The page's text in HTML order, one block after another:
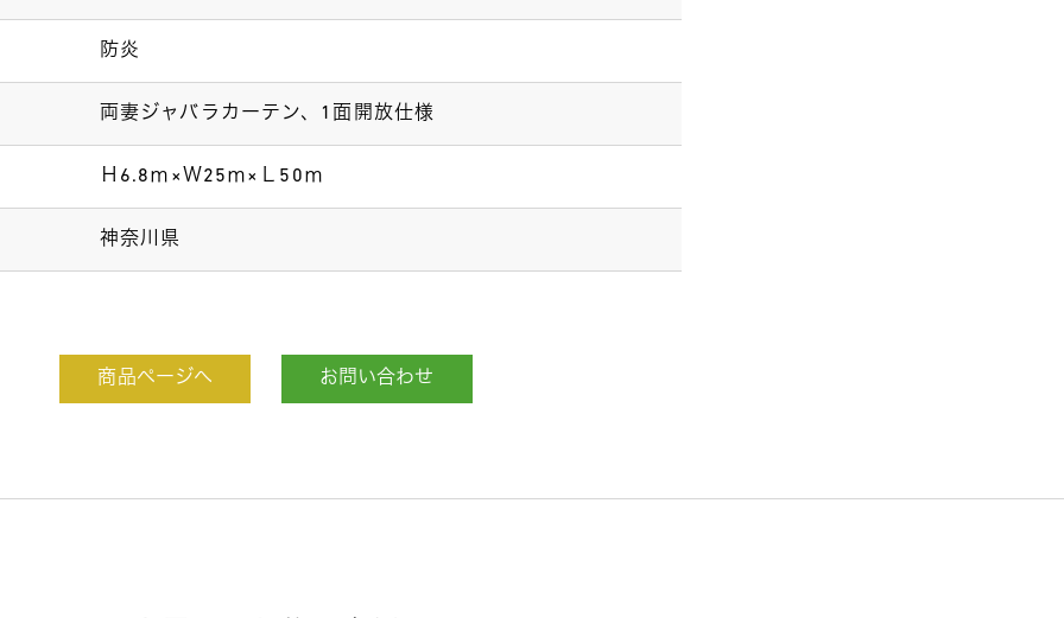
防炎
両妻ジャバラカーテン、1面開放仕様
Ｈ6.8ⅿ×Ｗ25ⅿ×Ｌ50ⅿ
神奈川県
商品ページへ お問い合わせ